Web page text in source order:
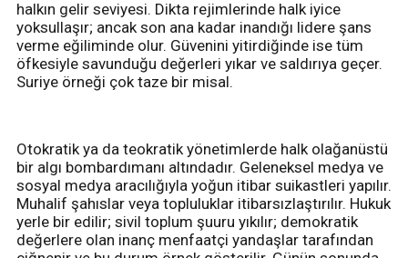
halkın gelir seviyesi. Dikta rejimlerinde halk iyice
yoksullaşır; ancak son ana kadar inandığı lidere şans
verme eğiliminde olur. Güvenini yitirdiğinde ise tüm
öfkesiyle savunduğu değerleri yıkar ve saldırıya geçer.
Suriye örneği çok taze bir misal.
Otokratik ya da teokratik yönetimlerde halk olağanüstü
bir algı bombardımanı altındadır. Geleneksel medya ve
sosyal medya aracılığıyla yoğun itibar suikastleri yapılır.
Muhalif şahıslar veya topluluklar itibarsızlaştırılır. Hukuk
yerle bir edilir; sivil toplum şuuru yıkılır; demokratik
değerlere olan inanç menfaatçi yandaşlar tarafından